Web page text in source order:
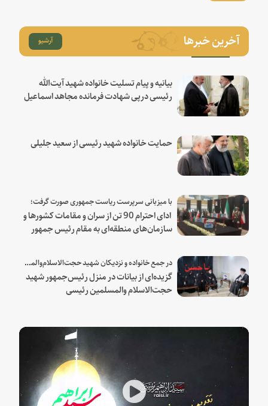
آخرین خبرها آرشیو
بیانیه و پیام تسلیت خانواده شهید آیت‌الله
رئیسی درپی شهادت فرمانده مجاهد اسماعیل
حمایت خانواده شهید رئیسی از سعید جلیلی
با میزبانی سرپرست ریاست جمهوری صورت گرفت؛
ادای احترام 90 تن از سران و مقامات کشورها و
سازمان‌های منطقه‌ای به مقام رئیس جمهور
در جمع خانواده و نزدیکان شهید حجت‌الاسلام‌والمسلمین رئیسی:
گزیده‌ای از بیانات در منزل رئیس‌جمهور شهید
حجت‌الاسلام والمسلمین رئیسی